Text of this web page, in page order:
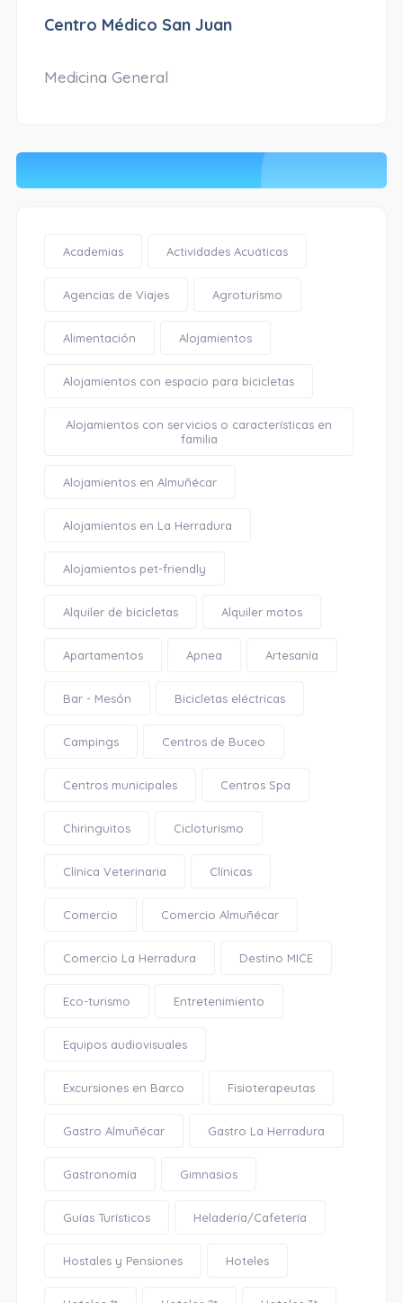
Centro Médico San Juan
Medicina General
Academias Actividades Acuáticas
Agencias de Viajes Agroturismo
Alimentación Alojamientos
Alojamientos con espacio para bicicletas
Alojamientos con servicios o características en
familia
Alojamientos en Almuñécar
Alojamientos en La Herradura
Alojamientos pet-friendly
Alquiler de bicicletas Alquiler motos
Apartamentos Apnea Artesanía
Bar - Mesón Bicicletas eléctricas
Campings Centros de Buceo
Centros municipales Centros Spa
Chiringuitos Cicloturismo
Clínica Veterinaria Clínicas
Comercio Comercio Almuñécar
Comercio La Herradura Destino MICE
Eco-turismo Entretenimiento
Equipos audiovisuales
Excursiones en Barco Fisioterapeutas
Gastro Almuñécar Gastro La Herradura
Gastronomía Gimnasios
Guías Turísticos Heladería/Cafetería
Hostales y Pensiones Hoteles